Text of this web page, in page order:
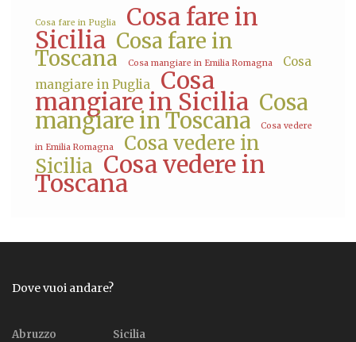
Cosa fare in Puglia Cosa fare in
Sicilia Cosa fare in
Toscana Cosa mangiare in Emilia Romagna
Cosa
mangiare in Puglia
Cosa
mangiare in Sicilia Cosa
mangiare in Toscana Cosa vedere
in Emilia Romagna
Cosa vedere in
Sicilia Cosa vedere in
Toscana
Dove vuoi andare?
Abruzzo
Sicilia